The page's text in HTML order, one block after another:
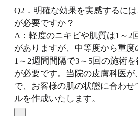
Q2．明確な効果を実感するに
が必要ですか？
A：軽度のニキビや肌質は1～2
がありますが、中等度から重
1～2週間間隔で3～5回の施術
が必要です。当院の皮膚科医
で、お客様の肌の状態に合わ
ルを作成いたします。